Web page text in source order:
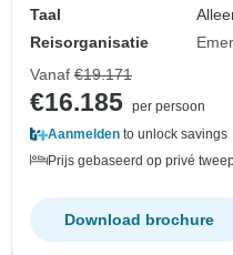
Taal
Reisorganisatie
Vanaf €19.171
€16.185 per persoon
Aanmelden to unlock savings
Prijs gebaseerd op privé
Download brochure